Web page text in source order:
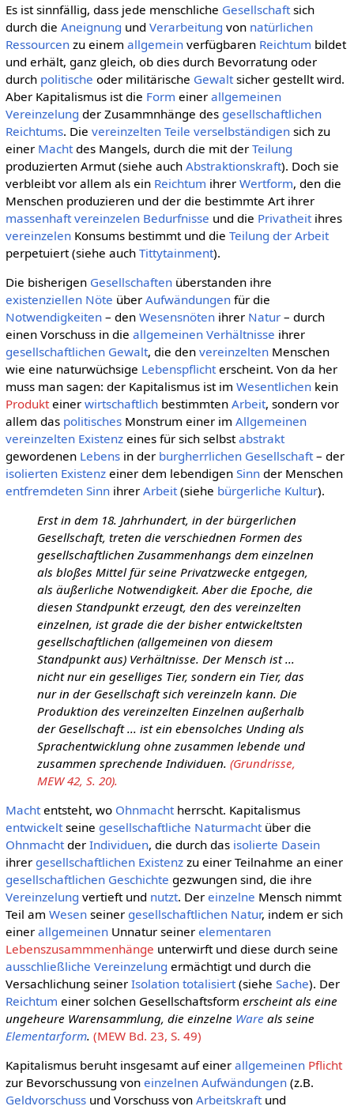
Es ist sinnfällig, dass jede menschliche Gesellschaftsich
durch die Aneignung und Verarbeitung von natürlichen
Ressourcenzu einem allgemeinverfügbaren Reichtum bildet
und erhält, ganz gleich, ob dies durch Bevorratung oder
durch politische oder militärische Gewaltsicher gestellt wird.
Aber Kapitalismus ist die Form einer allgemeinen
Vereinzelung der Zusammnhänge des gesellschaftlichen
Reichtums. Die vereinzelten Teile verselbständigensich zu
einer Machtdes Mangels, durch die mit der Teilung
produzierten Armut (siehe auch Abstraktionskraft). Doch sie
verbleibt vor allem als ein Reichtum ihrer Wertform, den die
Menschen produzieren und der die bestimmte Art ihrer
massenhaft vereinzelen Bedurfnisse und die Privatheitihres
vereinzelenKonsums bestimmt und die Teilung der Arbeit
perpetuiert (siehe auch Tittytainment).
Die bisherigen Gesellschaftenüberstanden ihre
existenziellen Nöte über Aufwändungenfür die
Notwendigkeiten– den Wesensnötenihrer Natur– durch
einen Vorschuss in die allgemeinen Verhältnisse ihrer
gesellschaftlichen Gewalt, die den vereinzeltenMenschen
wie eine naturwüchsige Lebenspflichterscheint. Von da her
muss man sagen: der Kapitalismus ist im Wesentlichenkein
Produkteiner wirtschaftlichbestimmten Arbeit, sondern vor
allem das politischesMonstrum einer im Allgemeinen
vereinzelten Existenzeines für sich selbstabstrakt
gewordenen Lebensin der burgherrlichen Gesellschaft– der
isolierten Existenzeiner dem lebendigen Sinnder Menschen
entfremdeten Sinnihrer Arbeit(siehe bürgerliche Kultur).
Erst in dem 18. Jahrhundert, in der bürgerlichen
Gesellschaft, treten die verschiednen Formen des
gesellschaftlichen Zusammenhangs dem einzelnen
als bloßes Mittel für seine Privatzwecke entgegen,
als äußerliche Notwendigkeit. Aber die Epoche, die
diesen Standpunkt erzeugt, den des vereinzelten
einzelnen, ist grade die der bisher entwickeltsten
gesellschaftlichen (allgemeinen von diesem
Standpunkt aus) Verhältnisse. Der Mensch ist ...
nicht nur ein geselliges Tier, sondern ein Tier, das
nur in der Gesellschaft sich vereinzeln kann. Die
Produktion des vereinzelten Einzelnen außerhalb
der Gesellschaft ... ist ein ebensolches Unding als
Sprachentwicklung ohne zusammen lebende und
zusammen sprechende Individuen. (Grundrisse,
MEW 42, S. 20).
Machtentsteht, wo Ohnmachtherrscht. Kapitalismus
entwickeltseine gesellschaftliche Naturmachtüber die
Ohnmachtder Individuen, die durch das isolierte Dasein
ihrer gesellschaftlichen Existenzzu einer Teilnahme an einer
gesellschaftlichen Geschichte gezwungen sind, die ihre
Vereinzelung vertieft und nutzt. Der einzelne Mensch nimmt
Teil am Wesenseiner gesellschaftlichen Natur, indem er sich
einer allgemeinenUnnatur seiner elementaren
Lebenszusammmenhänge unterwirft und diese durch seine
ausschließliche Vereinzelung ermächtigt und durch die
Versachlichung seiner Isolation totalisiert(siehe Sache). Der
Reichtum einer solchen Gesellschaftsform erscheint als eine
ungeheure Warensammlung, die einzelne Ware als seine
Elementarform. (MEW Bd. 23, S. 49)
Kapitalismus beruht insgesamt auf einer allgemeinen Pflicht
zur Bevorschussung von einzelnen Aufwändungen(z.B.
Geldvorschussund Vorschuss von Arbeitskraftund